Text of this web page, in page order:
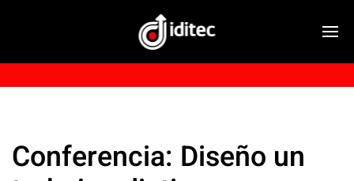
Conferencia: Diseño un